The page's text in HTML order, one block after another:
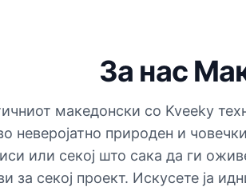
За нас
македонски со Kveeky
неверојатно природен и
или секој што сака да ги
за секој проект. Искусете ја